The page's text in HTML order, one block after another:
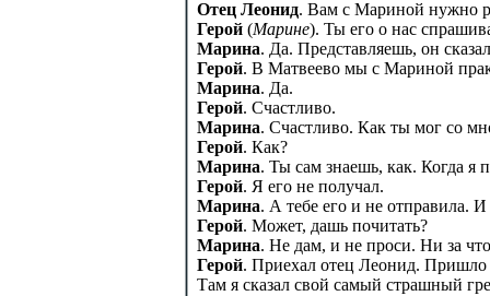
Отец Леонид. Вам с Мариной нужно
Герой (Марине). Ты его о нас
Марина. Да. Представляешь, он
Герой. В Матвеево мы с Мариной
Марина. Да.
Герой. Счастливо.
Марина. Счастливо. Как ты мог со
Герой. Как?
Марина. Ты сам знаешь, как. Когда я
Герой. Я его не получал.
Марина. А тебе его и не отправила.
Герой. Может, дашь почитать?
Марина. Не дам, и не проси. Ни за
Герой. Приехал отец Леонид. Пришло
Там я сказал свой самый страшный